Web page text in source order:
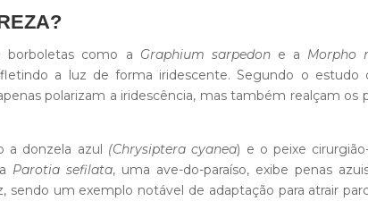
como a Graphium sarpedone a Morpho
a luz de forma iridescente. Segundo o estudo
polarizam a iridescência, mas também realçam os
a donzela azul (Chrysiptera cyanea) e o peixe
Parotia sefilata, uma ave-do-paraíso, exibe penas
um exemplo notável de adaptação para atrair